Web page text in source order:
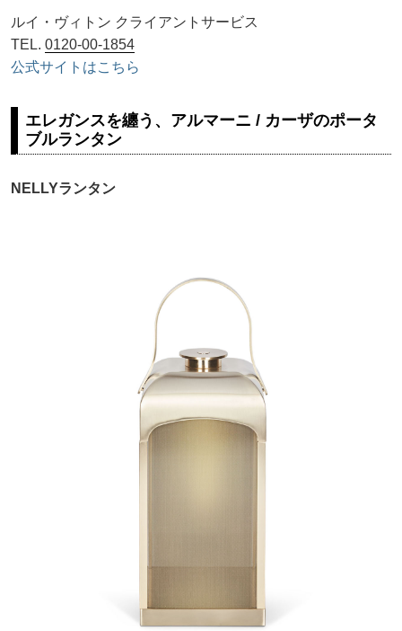
ルイ・ヴィトン クライアントサービス
TEL.0120-00-1854
公式サイトはこちら
エレガンスを纏う、アルマーニ / カーザのポータ
ブルランタン
NELLYランタン